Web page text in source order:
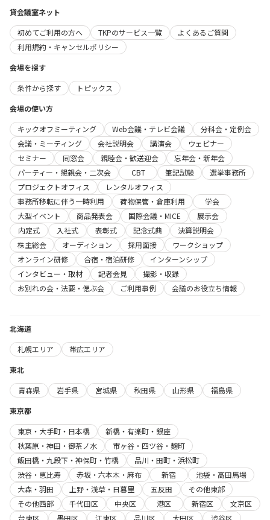
貸会議室ネット
初めてご利用の方へ
TKPのサービス一覧
よくあるご質問
利用規約・キャンセルポリシー
会場を探す
条件から探す
トピックス
会場の使い方
キックオフミーティング
Web会議・テレビ会議
分科会・定例会
会議・ミーティング
会社説明会 講演会
ウェビナー
セミナー
同窓会 親睦会・歓送迎会
忘年会・新年会
パーティー・懇親会・二次会
CBT 筆記試験
選挙事務所
プロジェクトオフィス
レンタルオフィス
事務所移転に伴う一時利用
荷物保管・倉庫利用
学会
大型イベント
商品発表会 国際会議・MICE
展示会
内定式
入社式 表彰式 記念式典
決算説明会
株主総会
オーディション 採用面接
ワークショップ
オンライン研修
合宿・宿泊研修
インターンシップ
インタビュー・取材
記者会見
撮影・収録
お別れの会・法要・偲ぶ会
ご利用事例 会議のお役立ち情報
北海道
札幌エリア
帯広エリア
東北
青森県
岩手県 宮城県 秋田県 山形県
福島県
東京都
東京・大手町・日本橋
新橋・有楽町・銀座
秋葉原・神田・御茶ノ水
市ヶ谷・四ツ谷・麹町
飯田橋・九段下・神保町・竹橋
品川・田町・浜松町
渋谷・恵比寿
赤坂・六本木・麻布 新宿
池袋・高田馬場
大森・羽田
上野・浅草・日暮里 五反田
その他東部
その他西部
千代田区 中央区 港区 新宿区
文京区
台東区
墨田区 江東区 品川区 大田区
渋谷区